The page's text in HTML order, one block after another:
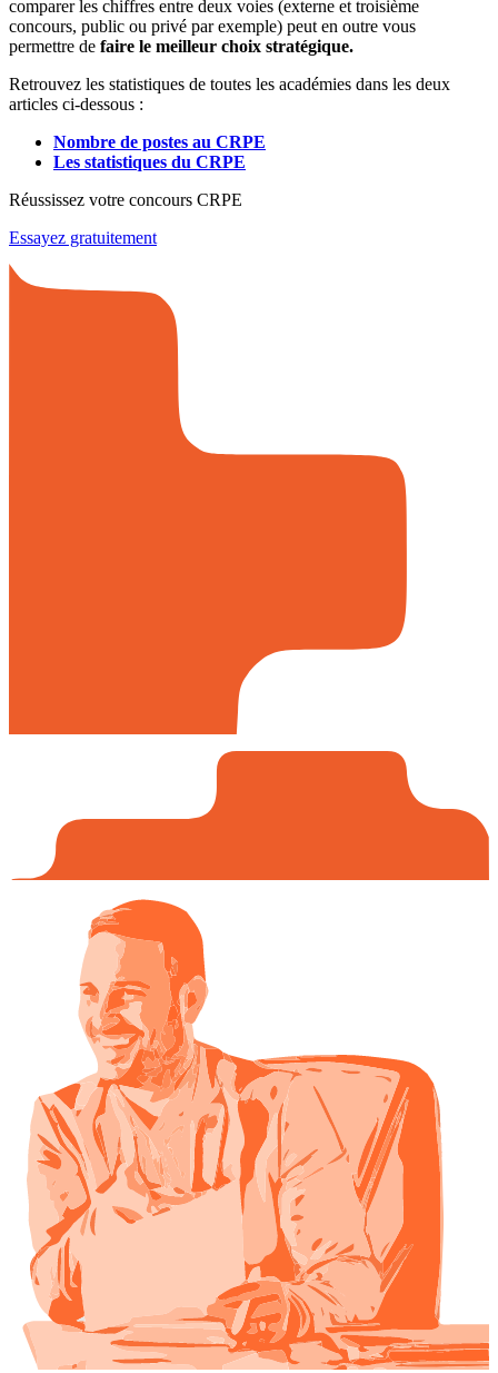
comparer les chiffres entre deux voies (externe et troisième
concours, public ou privé par exemple) peut en outre vous
permettre de faire le meilleur choix stratégique.
Retrouvez les statistiques de toutes les académies dans les deux
articles ci-dessous :
Nombre de postes au CRPE
Les statistiques du CRPE
Réussissez votre concours CRPE
Essayez gratuitement